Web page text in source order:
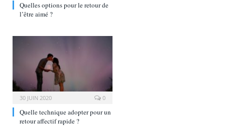
Quelles options pour le retour de
l’être aimé ?
30 JUIN 2020 0
Quelle technique adopter pour un
retour affectif rapide ?